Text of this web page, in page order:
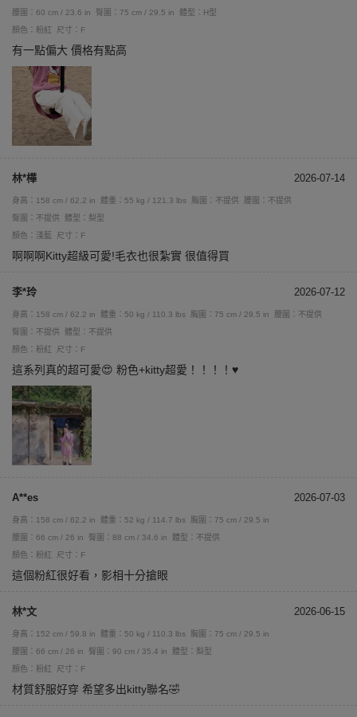
腰圍：60 cm / 23.6 in
臀圍：75 cm / 29.5 in
體型：H型
顏色：粉紅
尺寸：F
有一點偏大 價格有點高
林*樺 2026-07-14
身高：158 cm / 62.2 in 體重：55 kg / 121.3 lbs 胸圍：不提供
腰圍：不提供
臀圍：不提供
體型：梨型
顏色：淺藍
尺寸：F
啊啊啊Kitty超級可愛!毛衣也很紮實 很值得買
李*玲 2026-07-12
身高：158 cm / 62.2 in 體重：50 kg / 110.3 lbs 胸圍：75 cm / 29.5 in
腰圍：不提供
臀圍：不提供
體型：不提供
顏色：粉紅
尺寸：F
這系列真的超可愛😍 粉色+kitty超愛！！！！♥️
A**es 2026-07-03
身高：158 cm / 62.2 in 體重：52 kg / 114.7 lbs
胸圍：75 cm / 29.5 in
腰圍：66 cm / 26 in
臀圍：88 cm / 34.6 in
體型：不提供
顏色：粉紅
尺寸：F
這個粉紅很好看，影相十分搶眼
林*文 2026-06-15
身高：152 cm / 59.8 in 體重：50 kg / 110.3 lbs
胸圍：75 cm / 29.5 in
腰圍：66 cm / 26 in
臀圍：90 cm / 35.4 in
體型：梨型
顏色：粉紅
尺寸：F
材質舒服好穿 希望多出kitty聯名🤣